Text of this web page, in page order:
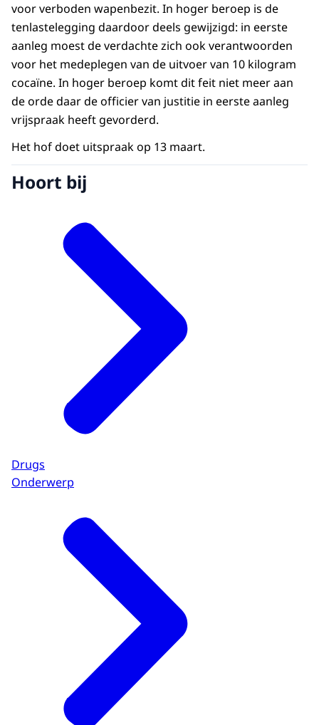
voor verboden wapenbezit. In hoger beroep is de
tenlastelegging daardoor deels gewijzigd: in eerste
aanleg moest de verdachte zich ook verantwoorden
voor het medeplegen van de uitvoer van 10 kilogram
cocaïne. In hoger beroep komt dit feit niet meer aan
de orde daar de officier van justitie in eerste aanleg
vrijspraak heeft gevorderd.
Het hof doet uitspraak op 13 maart.
Hoort bij
Drugs
Onderwerp